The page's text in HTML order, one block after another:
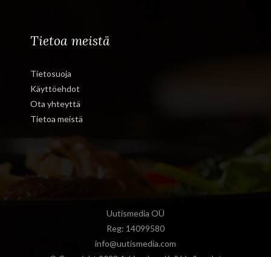
Tietoa meistä
Tietosuoja
Käyttöehdot
Ota yhteyttä
Tietoa meistä
Uutismedia OÜ
Reg: 14099580
info@uutismedia.com